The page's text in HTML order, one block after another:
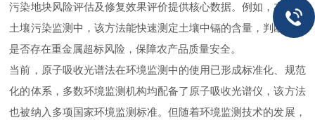
污染地块风险评估及修复效果评价提供核心数据。例如，在耕地
土壤污染监测中，该方法能快速测定土壤中镉的含量，判断耕地
是否存在重金属超标风险，保障农产品质量安全。
当前，原子吸收光谱法在环境监测中的使用已形成标准化、规范
化的体系，多数环境监测机构均配备了原子吸收光谱仪，该方法
也被纳入多项国家环境监测标准。但随着环境监测技术的发展，